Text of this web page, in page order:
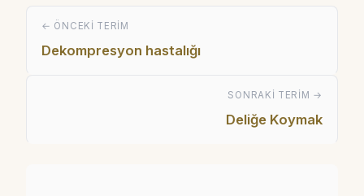
← ÖNCEKI TERIM
Dekompresyon hastalığı
SONRAKI TERIM →
Deliğe Koymak